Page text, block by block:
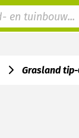
Grasland